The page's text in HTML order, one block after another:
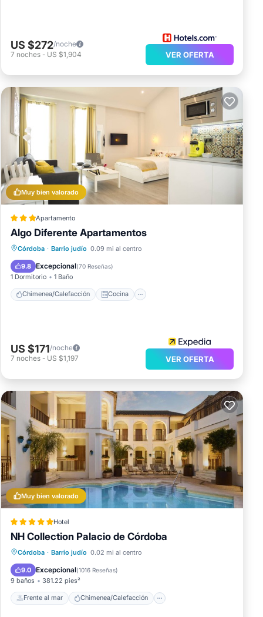
US $272/noche
7 noches - US $1,904 VER OFERTA
Muy bien valorado
Apartamento
Algo Diferente Apartamentos
Córdoba · Barrio judío 0.09 mi al centro
9.8 Excepcional(70 Reseñas)
1 Dormitorio 1 Baño
Chimenea/Calefacción Cocina
Chimenea/Calefacción
Cocina
Aire acondicionado
US $171/noche
7 noches - US $1,197 VER OFERTA
Muy bien valorado
Hotel
NH Collection Palacio de Córdoba
Córdoba · Barrio judío 0.02 mi al centro
9.0 Excepcional(1016 Reseñas)
9 baños 381.22 pies²
Frente al mar Chimenea/Calefacción
Frente al mar
Chimenea/Calefacción
Piscina
Vista al mar